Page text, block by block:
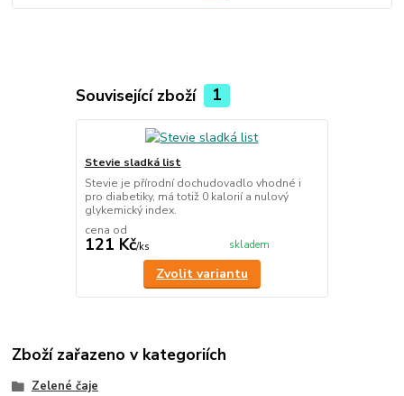
Související zboží 1
Stevie sladká list
Stevie je přírodní dochudovadlo vhodné i
pro diabetiky, má totiž 0 kalorií a nulový
glykemický index.
cena od
121 Kč/ks skladem
Zvolit variantu
Zboží zařazeno v kategoriích
Zelené čaje